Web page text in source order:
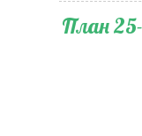
План